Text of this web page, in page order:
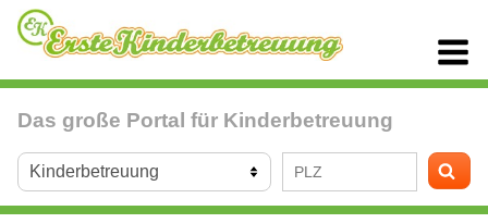
Das große Portal für Kinderbetreuung